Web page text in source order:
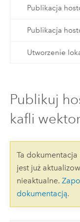
Publikacja
Publikacja
Utworzenie
Publikuj
kafli
Ta dokumentacja
jest już
nieaktualne.
dokumentacją.